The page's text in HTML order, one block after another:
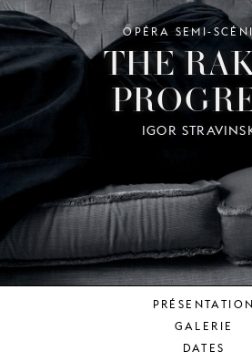
VOTRE
JEUNE
OPÉRA SEMI-
THE
IGOR
PRÉSENTATION
GALERIE
DATES